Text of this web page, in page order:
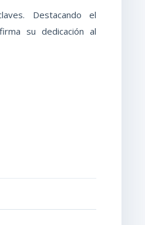
Destacando el
su dedicación al